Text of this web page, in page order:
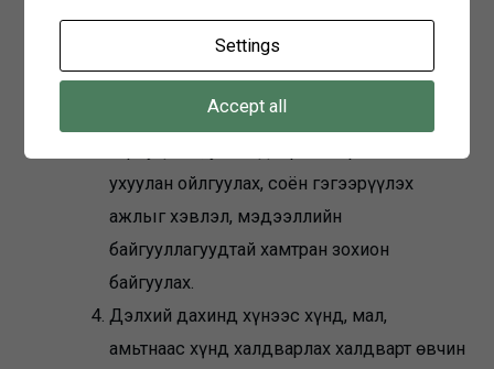
нэвтрүүлэх реклам сурталчилгааг даруй
зогсоох, хэвлэл, мэдээллийн хэрэгслээр
шинэ коронавирусийн халдвараас
урьдчилан сэргийлэх иргэдийн үүрэг,
ухуулан ойлгуулах, соён гэгээрүүлэх
ажлыг хэвлэл, мэдээллийн
байгууллагуудтай хамтран зохион
байгуулах.
Дэлхий дахинд хүнээс хүнд, мал,
амьтнаас хүнд халдварлах халдварт өвчин
Settings
Accept all